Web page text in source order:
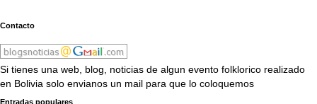
Contacto
Si tienes una web, blog, noticias de algun evento folklorico realizado
en Bolivia solo envianos un mail para que lo coloquemos
Entradas populares